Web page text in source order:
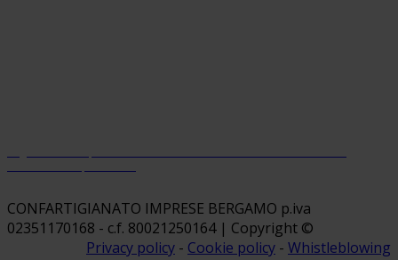
CONFARTIGIANATO IMPRESE BERGAMO p.iva
02351170168 - c.f. 80021250164 | Copyright ©
Privacy policy - Cookie policy - Whistleblowing